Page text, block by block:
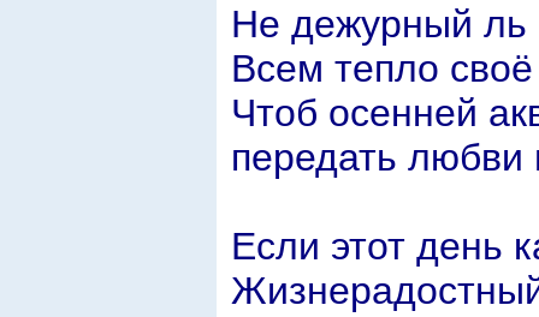
Не дежурный ль
Всем тепло
Чтоб осенней
передать любви
Если этот день